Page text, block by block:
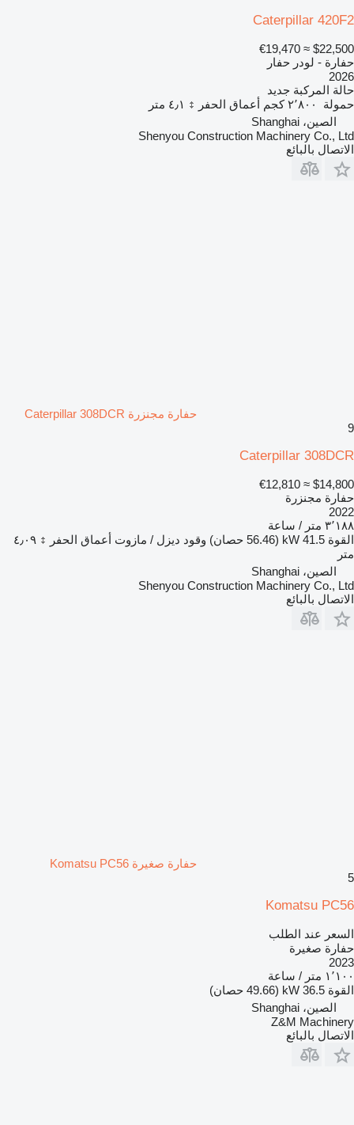
Caterpillar 420F2
$22,500
≈ €19,470
حفارة - لودر حفار
2026
حالة المركبة جديد
حمولة
٢٬٨٠٠ كجم أعماق الحفر
٤٫١ متر
الصين، Shanghai
Shenyou Construction Machinery Co., Ltd
الاتصال بالبائع
حفارة مجنزرة Caterpillar 308DCR
9
Caterpillar 308DCR
$14,800
≈ €12,810
حفارة مجنزرة
2022
٣٬١٨٨ متر / ساعة
القوة 41.5 kW (56.46 حصان) وقود ديزل / مازوت أعماق الحفر
٤٫٠٩
متر
الصين، Shanghai
Shenyou Construction Machinery Co., Ltd
الاتصال بالبائع
حفارة صغيرة Komatsu PC56
5
Komatsu PC56
السعر عند الطلب
حفارة صغيرة
2023
١٬١٠٠ متر / ساعة
القوة 36.5 kW (49.66 حصان)
الصين، Shanghai
Z&M Machinery
الاتصال بالبائع